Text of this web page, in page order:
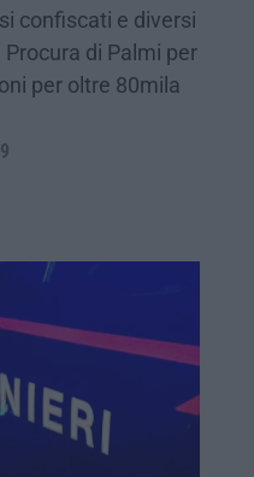
confiscati e diversi
di Palmi per
per oltre 80mila